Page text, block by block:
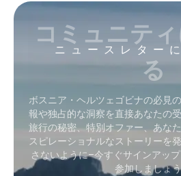
ニュースレター
コミュニテ
る
ボスニア・ヘルツェゴビナの必見
報や独占的な洞察を直接あなたの
旅行の秘密、特別オファー、あな
スピレーショナルなストーリーを
さないように–今すぐサインアッ
参加しましょ